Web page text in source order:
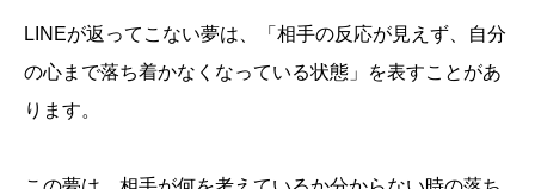
LINEが返ってこない夢は、「相手の反応が見えず、自分
の心まで落ち着かなくなっている状態」を表すことがあ
ります。